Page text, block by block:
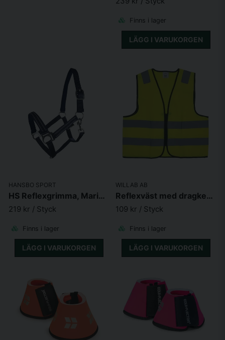
Finns i lager
LÄGG I VARUKORGEN
HANSBO SPORT
HS Reflexgrimma, Marinblå
219 kr / Styck
Finns i lager
LÄGG I VARUKORGEN
WILLAB AB
Reflexväst med dragkedja
109 kr / Styck
Finns i lager
LÄGG I VARUKORGEN